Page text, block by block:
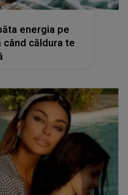
energia pe
când căldura te